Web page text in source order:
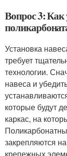
Вопрос 3: Как
Установка
требует
технологии.
навеса и
которые будут
каркас, на
закрепляются